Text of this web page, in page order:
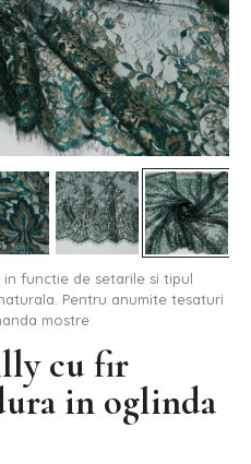
functie de setarile si tipul
Pentru anumite tesaturi
mostre
cu fir
in oglinda